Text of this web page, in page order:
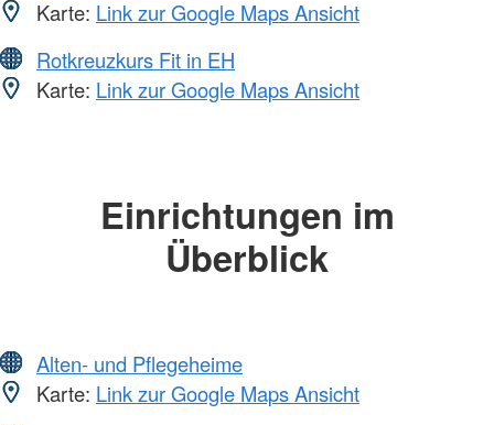
Karte: Link zur Google Maps Ansicht
Rotkreuzkurs Fit in EH
Karte: Link zur Google Maps Ansicht
Einrichtungen im
Überblick
Alten- und Pflegeheime
Karte: Link zur Google Maps Ansicht